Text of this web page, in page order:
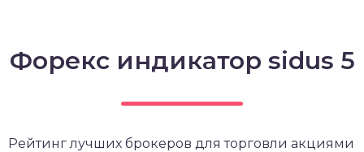
Форекс индикатор sidus 5
Рейтинг лучших брокеров для торговли акциями